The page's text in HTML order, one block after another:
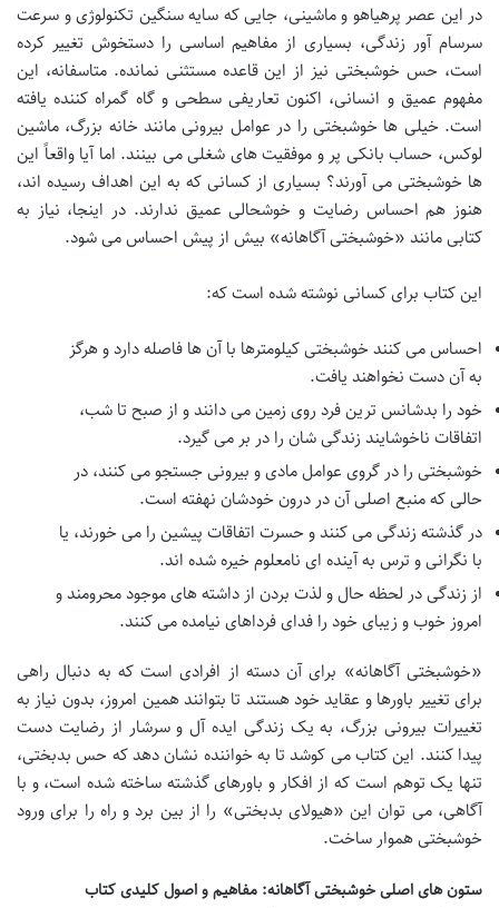
در این عصر پرهیاهو و ماشینی، جایی که سایه سنگین تکنولوژی و سرعت
سرسام آور زندگی، بسیاری از مفاهیم اساسی را دستخوش تغییر کرده
است، حس خوشبختی نیز از این قاعده مستثنی نمانده. متاسفانه، این
مفهوم عمیق و انسانی، اکنون تعاریفی سطحی و گاه گمراه کننده یافته
است. خیلی ها خوشبختی را در عوامل بیرونی مانند خانه بزرگ، ماشین
لوکس، حساب بانکی پر و موفقیت های شغلی می بینند. اما آیا واقعاً این
ها خوشبختی می آورند؟ بسیاری از کسانی که به این اهداف رسیده اند،
هنوز هم احساس رضایت و خوشحالی عمیق ندارند. در اینجا، نیاز به
کتابی مانند «خوشبختی آگاهانه» بیش از پیش احساس می شود.
این کتاب برای کسانی نوشته شده است که:
احساس می کنند خوشبختی کیلومترها با آن ها فاصله دارد و هرگز
به آن دست نخواهند یافت.
خود را بدشانس ترین فرد روی زمین می دانند و از صبح تا شب،
اتفاقات ناخوشایند زندگی شان را در بر می گیرد.
خوشبختی را در گروی عوامل مادی و بیرونی جستجو می کنند، در
حالی که منبع اصلی آن در درون خودشان نهفته است.
در گذشته زندگی می کنند و حسرت اتفاقات پیشین را می خورند، یا
با نگرانی و ترس به آینده ای نامعلوم خیره شده اند.
از زندگی در لحظه حال و لذت بردن از داشته های موجود محرومند و
امروز خوب و زیبای خود را فدای فرداهای نیامده می کنند.
«خوشبختی آگاهانه» برای آن دسته از افرادی است که به دنبال راهی
برای تغییر باورها و عقاید خود هستند تا بتوانند همین امروز، بدون نیاز به
تغییرات بیرونی بزرگ، به یک زندگی ایده آل و سرشار از رضایت دست
پیدا کنند. این کتاب می کوشد تا به خواننده نشان دهد که حس بدبختی،
تنها یک توهم است که از افکار و باورهای گذشته ساخته شده است، و با
آگاهی، می توان این «هیولای بدبختی» را از بین برد و راه را برای ورود
خوشبختی هموار ساخت.
ستون های اصلی خوشبختی آگاهانه: مفاهیم و اصول کلیدی کتاب